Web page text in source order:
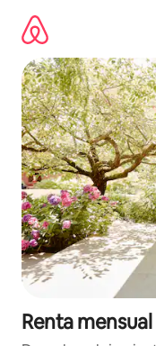
contenido
Renta